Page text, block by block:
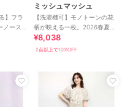
】フラ
ノース
ミッシュマッシュ
【洗濯機可】モノトーンの花
柄が映える一枚。2026春夏新
作 パイピングモノトーン花柄
ワンピース
¥8,038
2点以上で10%OFF